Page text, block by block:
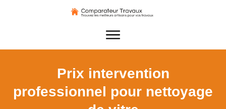
Prix intervention
professionnel pour nettoyage